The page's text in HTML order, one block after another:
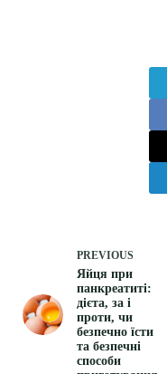
PREVIOUS
Яйця при
панкреатиті:
дієта, за і
проти, чи
безпечно їсти
та безпечні
способи